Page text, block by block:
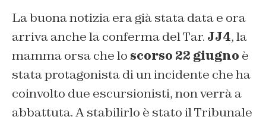
La buona notizia era già stata data e ora
arriva anche la conferma del Tar. JJ4, la
mamma orsa che lo scorso 22 giugno è
stata protagonista di un incidente che ha
coinvolto due escursionisti, non verrà a
abbattuta. A stabilirlo è stato il Tribunale